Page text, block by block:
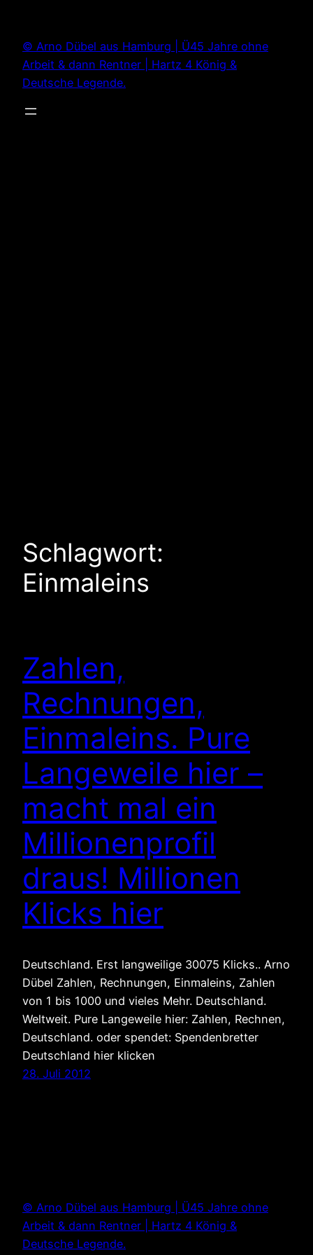
springen
© Arno Dübel aus Hamburg | Ü45 Jahre ohne
Arbeit & dann Rentner | Hartz 4 König &
Deutsche Legende.
Schlagwort:
Einmaleins
Zahlen,
Rechnungen,
Einmaleins. Pure
Langeweile hier –
macht mal ein
Millionenprofil
draus! Millionen
Klicks hier
Deutschland. Erst langweilige 30075 Klicks.. Arno
Dübel Zahlen, Rechnungen, Einmaleins, Zahlen
von 1 bis 1000 und vieles Mehr. Deutschland.
Weltweit. Pure Langeweile hier: Zahlen, Rechnen,
Deutschland. oder spendet: Spendenbretter
Deutschland hier klicken
28. Juli 2012
© Arno Dübel aus Hamburg | Ü45 Jahre ohne
Arbeit & dann Rentner | Hartz 4 König &
Deutsche Legende.